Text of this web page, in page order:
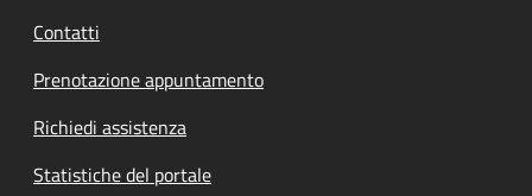
Contatti
Prenotazione appuntamento
Richiedi assistenza
Statistiche del portale